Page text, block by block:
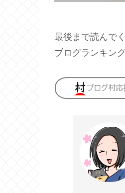
最後まで読んで
ブログランキン